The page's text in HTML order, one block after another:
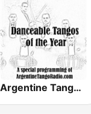
Argentine Tango Radio